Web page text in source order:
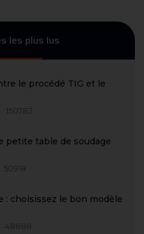
les plus lus
le procédé TIG et le
150783
petite table de soudage
50918
: choisissez le bon modèle
48888